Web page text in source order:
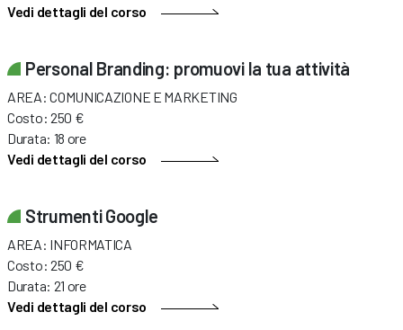
Vedi dettagli del corso
Personal Branding: promuovi la tua attività
AREA: COMUNICAZIONE E MARKETING
Costo: 250 €
Durata: 18 ore
Vedi dettagli del corso
Strumenti Google
AREA: INFORMATICA
Costo: 250 €
Durata: 21 ore
Vedi dettagli del corso